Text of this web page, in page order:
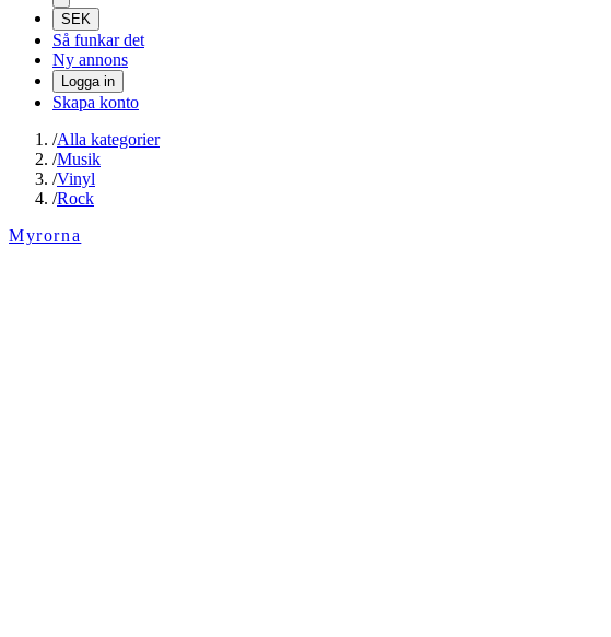
SEK
Så funkar det
Ny annons
Logga in
Skapa konto
/Alla kategorier
/Musik
/Vinyl
/Rock
Myrorna